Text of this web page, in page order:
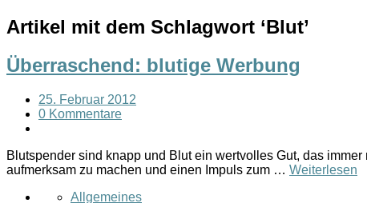
Artikel mit dem Schlagwort ‘Blut’
Überraschend: blutige Werbung
25. Februar 2012
0 Kommentare
Blutspender sind knapp und Blut ein wertvolles Gut, das
aufmerksam zu machen und einen Impuls zum … Weiterlesen
Allgemeines